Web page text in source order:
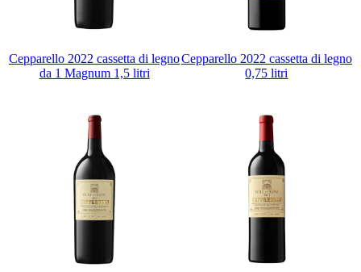
Cepparello 2022 cassetta di legno
da 1 Magnum 1,5 litri
Cepparello 2022 cassetta di legno
0,75 litri